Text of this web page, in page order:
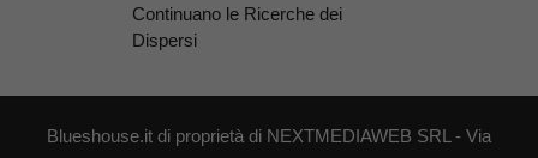
Continuano le Ricerche dei
Dispersi
Blueshouse.it di proprietà di NEXTMEDIAWEB SRL - Via